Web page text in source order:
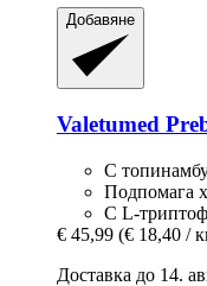
Добавяне
Valetumed
С
Подпомага
С L-
€ 45,99 (€ 18,40 /
Доставка до 14.